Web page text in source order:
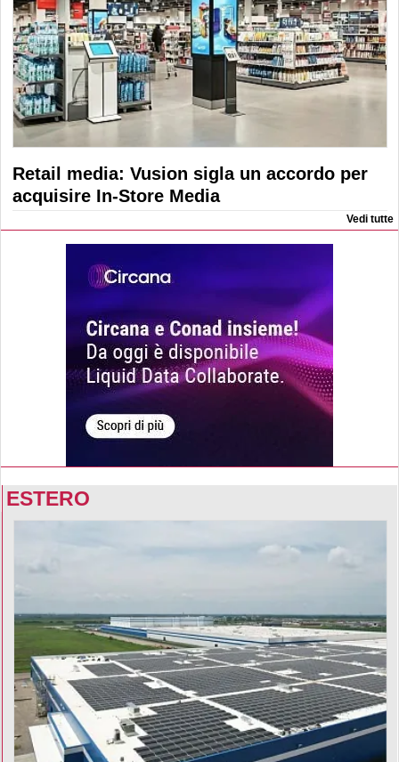
Retail media: Vusion sigla un accordo per
acquisire In-Store Media
Vedi tutte
ESTERO